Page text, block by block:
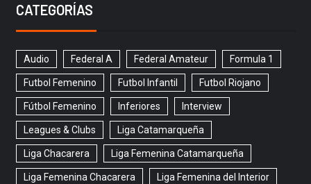
CATEGORÍAS
Audio Federal A Federal Amateur Formula 1
Futbol Femenino Futbol Infantil Futbol Riojano
Fútbol Femenino Inferiores Interview
Leagues & Clubs Liga Catamarqueña
Liga Chacarera Liga Femenina Catamarqueña
Liga Femenina Chacarera Liga Femenina del Interior